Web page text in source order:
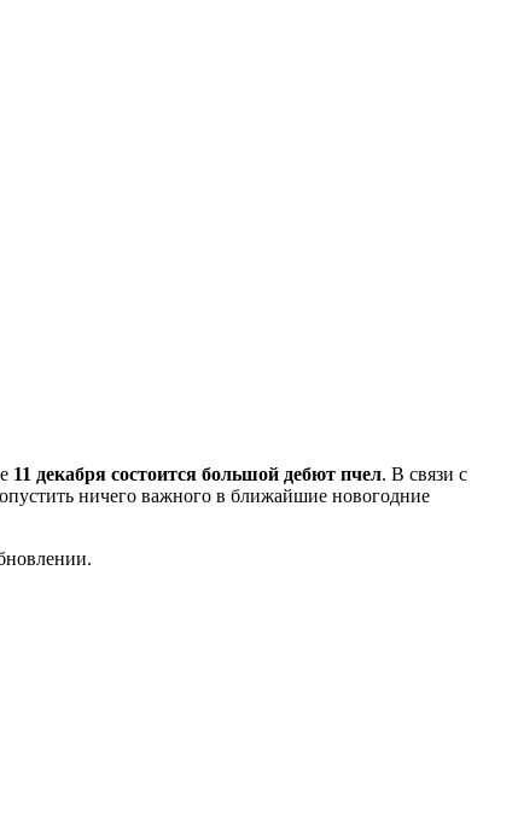
11 декабря состоится большой дебют пчел. В связи с
ничего важного в ближайшие новогодние